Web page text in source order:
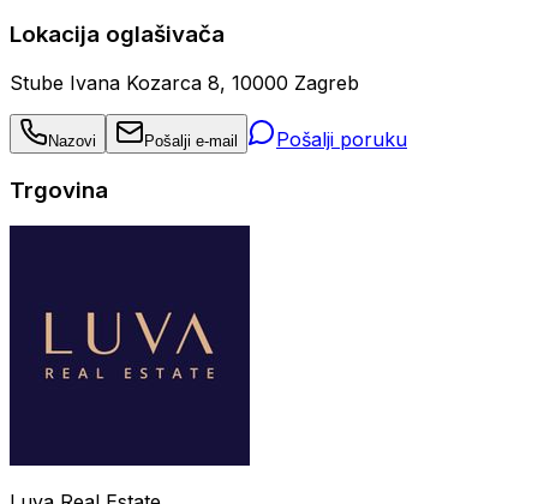
Lokacija oglašivača
Stube Ivana Kozarca 8, 10000 Zagreb
Nazovi Pošalji e-mail Pošalji poruku
Trgovina